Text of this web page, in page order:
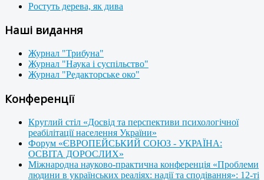
Ростуть дерева, як дива
Наші видання
Журнал "Трибуна"
Журнал "Наука і суспільство"
Журнал "Редакторське око"
Конференції
Круглий стіл «Досвід та перспективи психологічної
реабілітації населення України»
Форум «ЄВРОПЕЙСЬКИЙ СОЮЗ - УКРАЇНА:
ОСВІТА ДОРОСЛИХ»
Міжнародна науково-практична конференція «Проблеми
людини в українських реаліях: надії та сподівання»: 12-ті